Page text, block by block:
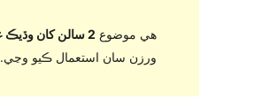
هي موضوع 2 سالن کان وڌيڪ عرصي ۾ اپڊيٽ نه ڪيو ويو آهي
ورزن سان استعمال ڪيو وڃي.